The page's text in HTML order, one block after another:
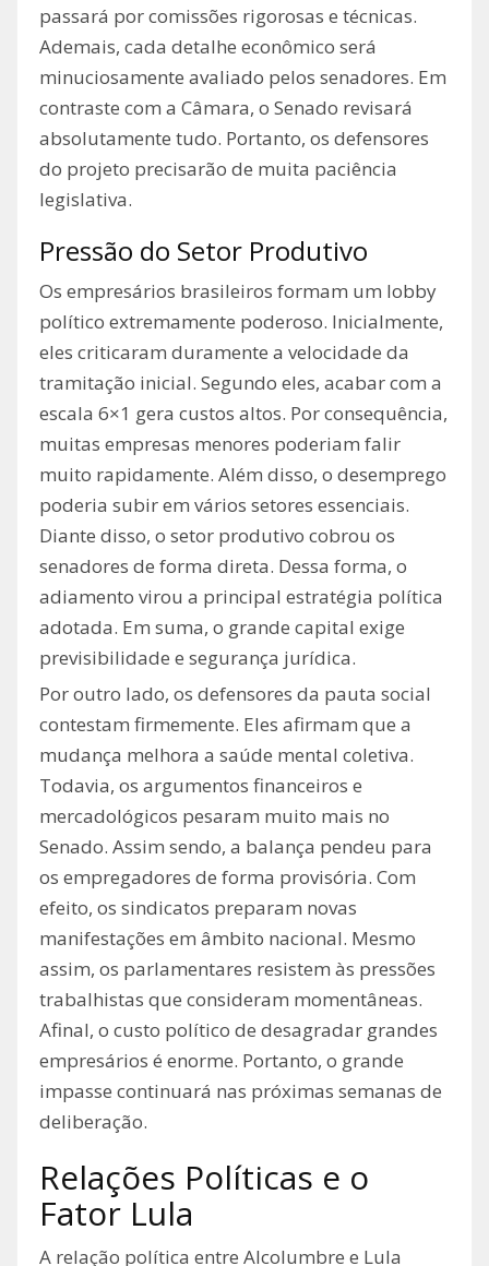
passará por comissões rigorosas e técnicas.
Ademais, cada detalhe econômico será
minuciosamente avaliado pelos senadores. Em
contraste com a Câmara, o Senado revisará
absolutamente tudo. Portanto, os defensores
do projeto precisarão de muita paciência
legislativa.
Pressão do Setor Produtivo
Os empresários brasileiros formam um lobby
político extremamente poderoso. Inicialmente,
eles criticaram duramente a velocidade da
tramitação inicial. Segundo eles, acabar com a
escala 6×1 gera custos altos. Por consequência,
muitas empresas menores poderiam falir
muito rapidamente. Além disso, o desemprego
poderia subir em vários setores essenciais.
Diante disso, o setor produtivo cobrou os
senadores de forma direta. Dessa forma, o
adiamento virou a principal estratégia política
adotada. Em suma, o grande capital exige
previsibilidade e segurança jurídica.
Por outro lado, os defensores da pauta social
contestam firmemente. Eles afirmam que a
mudança melhora a saúde mental coletiva.
Todavia, os argumentos financeiros e
mercadológicos pesaram muito mais no
Senado. Assim sendo, a balança pendeu para
os empregadores de forma provisória. Com
efeito, os sindicatos preparam novas
manifestações em âmbito nacional. Mesmo
assim, os parlamentares resistem às pressões
trabalhistas que consideram momentâneas.
Afinal, o custo político de desagradar grandes
empresários é enorme. Portanto, o grande
impasse continuará nas próximas semanas de
deliberação.
Relações Políticas e o
Fator Lula
A relação política entre Alcolumbre e Lula